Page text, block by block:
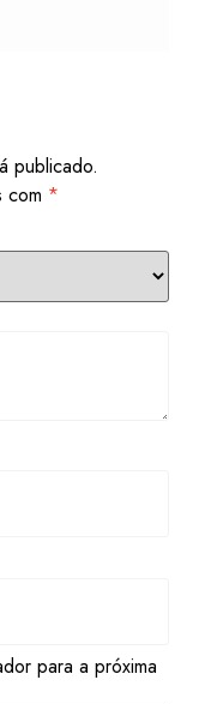
publicado.
com *
para a próxima